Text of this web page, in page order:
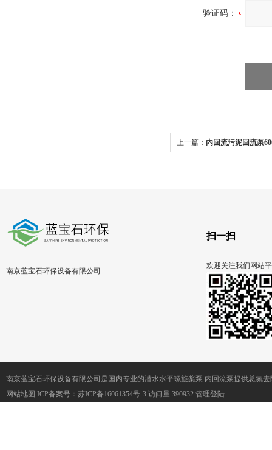
验证码：
上一篇： 内回流污泥回流泵
南京蓝宝石环保设备有限公司
扫一扫
欢迎关注我们网站
南京蓝宝石环保设备有限公司是国内专业的潜水水平螺旋桨泵 内回流泵提供总氮
网站地图 ICP备案号： 苏ICP备16061354号-3 访问量:390932 管理登陆